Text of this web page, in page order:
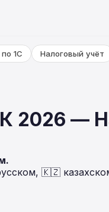
1С Налоговый учёт
2026 —
🇰🇿